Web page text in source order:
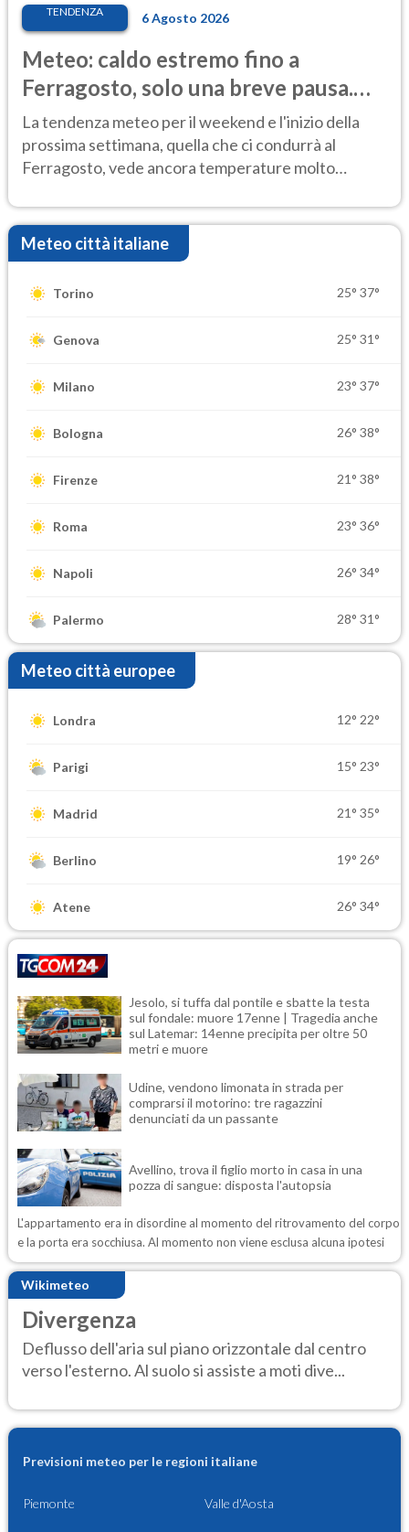
TENDENZA 6 Agosto 2026
Meteo: caldo estremo fino a
Ferragosto, solo una breve pausa.
Ecco dove
La tendenza meteo per il weekend e l'inizio della
prossima settimana, quella che ci condurrà al
Ferragosto, vede ancora temperature molto
Meteo città italiane
Torino 25° 37°
Genova 25° 31°
Milano 23° 37°
Bologna 26° 38°
Firenze 21° 38°
Roma 23° 36°
Napoli 26° 34°
Palermo 28° 31°
Meteo città europee
Londra 12° 22°
Parigi 15° 23°
Madrid 21° 35°
Berlino 19° 26°
Atene 26° 34°
Jesolo, si tuffa dal pontile e sbatte la testa
sul fondale: muore 17enne | Tragedia anche
sul Latemar: 14enne precipita per oltre 50
metri e muore
Udine, vendono limonata in strada per
comprarsi il motorino: tre ragazzini
denunciati da un passante
Avellino, trova il figlio morto in casa in una
pozza di sangue: disposta l'autopsia
L'appartamento era in disordine al momento del ritrovamento del corpo
e la porta era socchiusa. Al momento non viene esclusa alcuna ipotesi
Wikimeteo
Divergenza
Deflusso dell'aria sul piano orizzontale dal centro
verso l'esterno. Al suolo si assiste a moti dive...
Previsioni meteo per le regioni italiane
Piemonte Valle d'Aosta